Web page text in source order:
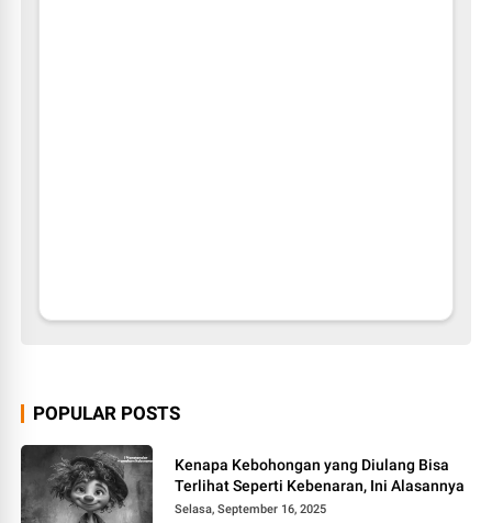
POPULAR POSTS
Kenapa Kebohongan yang Diulang Bisa
Terlihat Seperti Kebenaran, Ini Alasannya
Selasa, September 16, 2025